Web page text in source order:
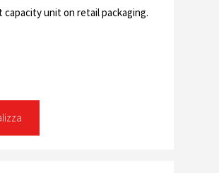
capacity unit on retail packaging.